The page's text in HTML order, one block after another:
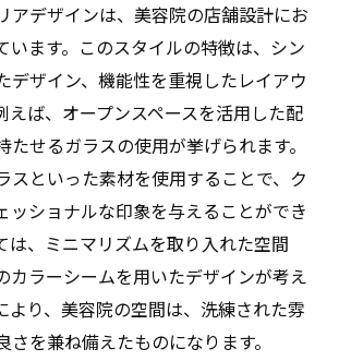
シーを確保した施術スペースの工
を活用したリラックス空間の提案
断する静寂と安らぎのスペース
ームの活用で個別対応を強化
舗設計独自性と快適性を両立する方
ブランドイメージを反映したデザイ
アデザインは、美容院の店舗設計にお
います。このスタイルの特徴は、シン
デザイン、機能性を重視したレイアウ
えば、オープンスペースを活用した配
たせるガラスの使用が挙げられます。
スといった素材を使用することで、ク
ッショナルな印象を与えることができ
は、ミニマリズムを取り入れた空間
カラーシームを用いたデザインが考え
より、美容院の空間は、洗練された雰
さを兼ね備えたものになります。